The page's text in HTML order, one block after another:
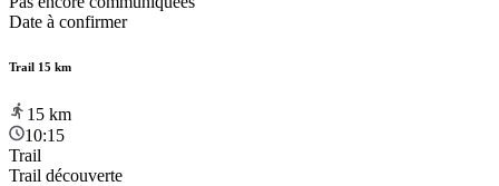
Date à confirmer
Trail 15 km
15 km
10:15
Trail
Trail découverte